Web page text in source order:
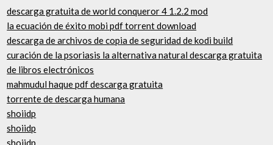
descarga gratuita de world conqueror 4 1.2.2 mod
la ecuación de éxito mobi pdf torrent download
descarga de archivos de copia de seguridad de kodi build
curación de la psoriasis la alternativa natural descarga gratuita
de libros electrónicos
mahmudul haque pdf descarga gratuita
torrente de descarga humana
shoiidp
shoiidp
shoiidp